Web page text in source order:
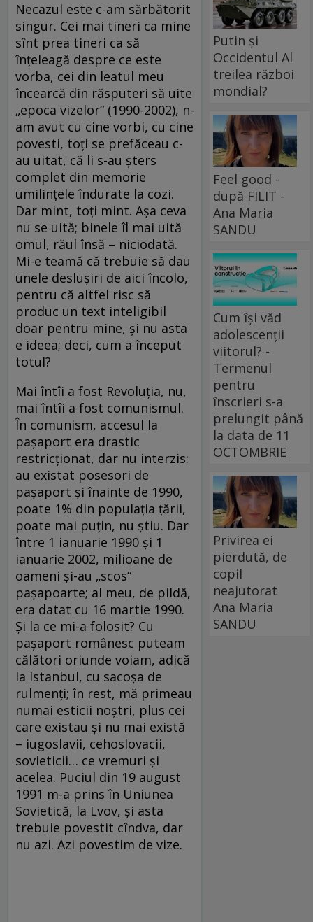
Necazul este c-am sărbătorit
singur. Cei mai tineri ca mine
sînt prea tineri ca să
înțeleagă despre ce este
vorba, cei din leatul meu
încearcă din răsputeri să uite
„epoca vizelor“ (1990-2002), n-
am avut cu cine vorbi, cu cine
povesti, toți se prefăceau c-
au uitat, că li s-au șters
complet din memorie
umilințele îndurate la cozi.
Dar mint, toți mint. Așa ceva
nu se uită; binele îl mai uită
omul, răul însă – niciodată.
Mi-e teamă că trebuie să dau
unele deslușiri de aici încolo,
pentru că altfel risc să
produc un text inteligibil
doar pentru mine, și nu asta
e ideea; deci, cum a început
totul?
Mai întîi a fost Revoluția, nu,
mai întîi a fost comunismul.
În comunism, accesul la
pașaport era drastic
restricționat, dar nu interzis:
au existat posesori de
pașaport și înainte de 1990,
poate 1% din populația țării,
poate mai puțin, nu știu. Dar
între 1 ianuarie 1990 și 1
ianuarie 2002, milioane de
oameni și-au „scos“
pașapoarte; al meu, de pildă,
era datat cu 16 martie 1990.
Și la ce mi-a folosit? Cu
pașaport românesc puteam
călători oriunde voiam, adică
la Istanbul, cu sacoșa de
rulmenți; în rest, mă primeau
numai esticii noștri, plus cei
care existau și nu mai există
– iugoslavii, cehoslovacii,
sovieticii… ce vremuri și
acelea. Puciul din 19 august
1991 m-a prins în Uniunea
Sovietică, la Lvov, și asta
trebuie povestit cîndva, dar
nu azi. Azi povestim de vize.
Putin și
Occidentul Al
treilea război
mondial?
Feel good -
după FILIT -
Ana Maria
SANDU
Cum își văd
adolescenții
viitorul? -
Termenul
pentru
înscrieri s-a
prelungit până
la data de 11
OCTOMBRIE
Privirea ei
pierdută, de
copil
neajutorat
Ana Maria
SANDU